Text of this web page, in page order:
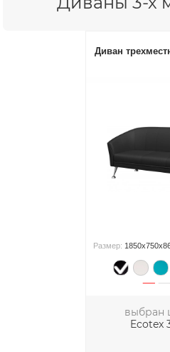
Диван
Размер:
выбран
Ecotex